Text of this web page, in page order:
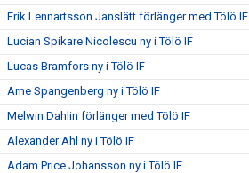
Erik Lennartsson Janslätt förlänger med Tölö IF
Lucian Spikare Nicolescu ny i Tölö IF
Lucas Bramfors ny i Tölö IF
Arne Spangenberg ny i Tölö IF
Melwin Dahlin förlänger med Tölö IF
Alexander Ahl ny i Tölö IF
Adam Price Johansson ny i Tölö IF